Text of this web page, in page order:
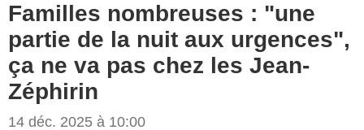
Familles nombreuses : "une
partie de la nuit aux urgences",
ça ne va pas chez les Jean-
Zéphirin
14 déc. 2025 à 10:00